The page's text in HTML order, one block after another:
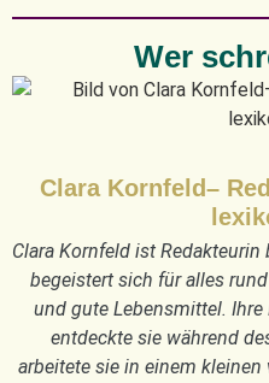
Wer
Clara Kornfeld–
Clara Kornfeld ist
begeistert sich für alles
und gute Lebensmittel.
entdeckte sie während
arbeitete sie in einem